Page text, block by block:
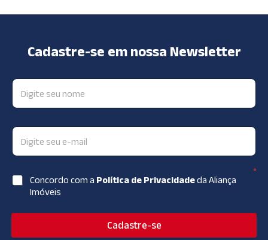
Cadastre-se em nossa Newsletter
*
Concordo com a Política de Privacidadeda Aliança
Imóveis
Cadastre-se